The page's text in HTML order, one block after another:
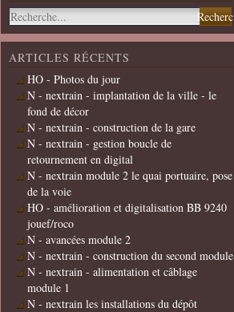
ARTICLES RÉCENTS
HO - Photos du jour
N - nextrain - implantation de la ville - le
fond de décor
N - nextrain - construction de la gare
N - nextrain - gestion boucle de
retournement en digital
N - nextrain module 2 le quai portuaire, pose
de la voie
HO - amélioration et digitalisation BB 9240
jouef/roco
N - avancées module 2
N - nextrain - construction du second module
N - nextrain - alimentation et câblage
module 1
N - nextrain les installations du dépôt